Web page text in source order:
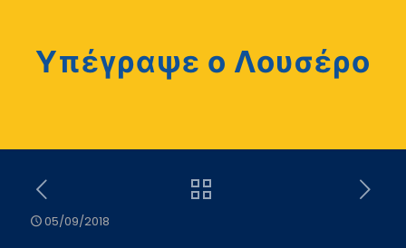
Υπέγραψε ο Λουσέρο
05/09/2018